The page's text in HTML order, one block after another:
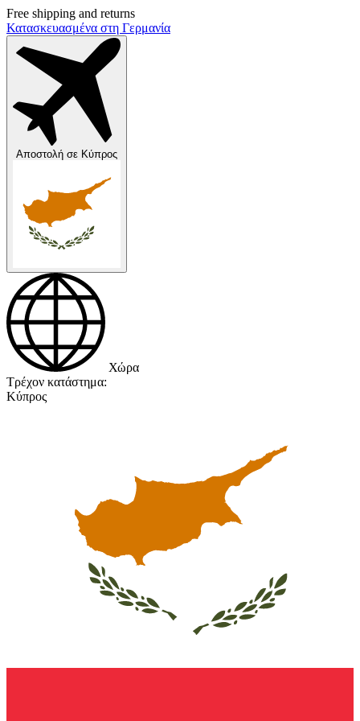
Free shipping and returns
Κατασκευασμένα στη Γερμανία
Αποστολή σε Κύπρος
Χώρα
Τρέχον κατάστημα:
Κύπρος